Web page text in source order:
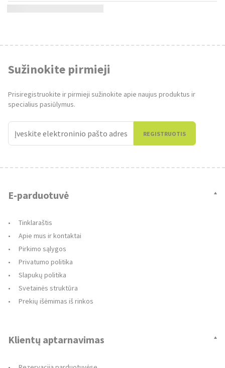
Sužinokite pirmieji
Prisiregistruokite ir pirmieji sužinokite apie naujus produktus ir
specialius pasiūlymus.
REGISTRUOTIS
E-parduotuvė
Tinklaraštis
Apie mus ir kontaktai
Pirkimo sąlygos
Privatumo politika
Slapukų politika
Svetainės struktūra
Prekių išėmimas iš rinkos
Klientų aptarnavimas